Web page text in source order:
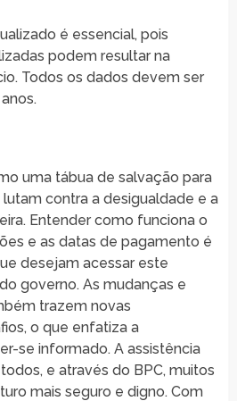
é essencial, pois
podem resultar na
Todos os dados devem ser
uma tábua de salvação para
contra a desigualdade e a
Entender como funciona o
e as datas de pagamento é
desejam acessar este
governo. As mudanças e
trazem novas
o que enfatiza a
se informado. A assistência
e através do BPC, muitos
mais seguro e digno. Com